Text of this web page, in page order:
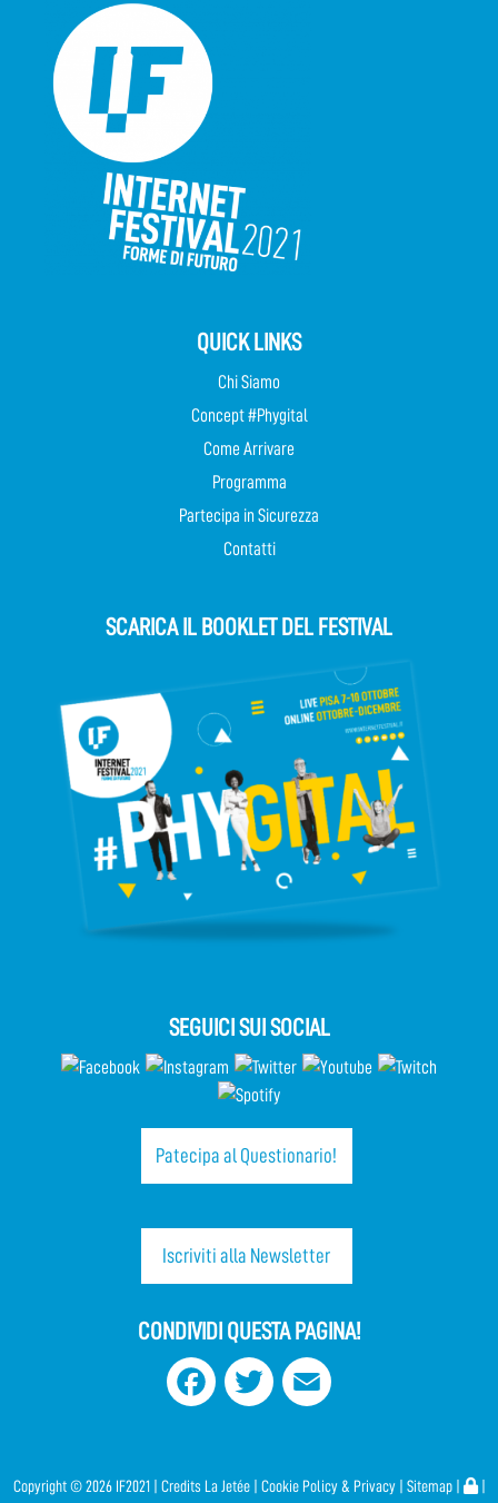
QUICK LINKS
Chi Siamo
Concept #Phygital
Come Arrivare
Programma
Partecipa in Sicurezza
Contatti
SCARICA IL BOOKLET DEL FESTIVAL
SEGUICI SUI SOCIAL
Patecipa al Questionario!
Iscriviti alla Newsletter
CONDIVIDI QUESTA PAGINA!
Facebook Twitter
Copyright © 2026 IF2021 | Credits La Jetée| Cookie Policy & Privacy| Sitemap|
|